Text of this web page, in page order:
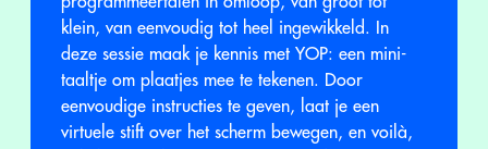
klein, van eenvoudig tot heel ingewikkeld. In
deze sessie maak je kennis met YOP: een mini-
taaltje om plaatjes mee te tekenen. Door
eenvoudige instructies te geven, laat je een
virtuele stift over het scherm bewegen, en voilà,